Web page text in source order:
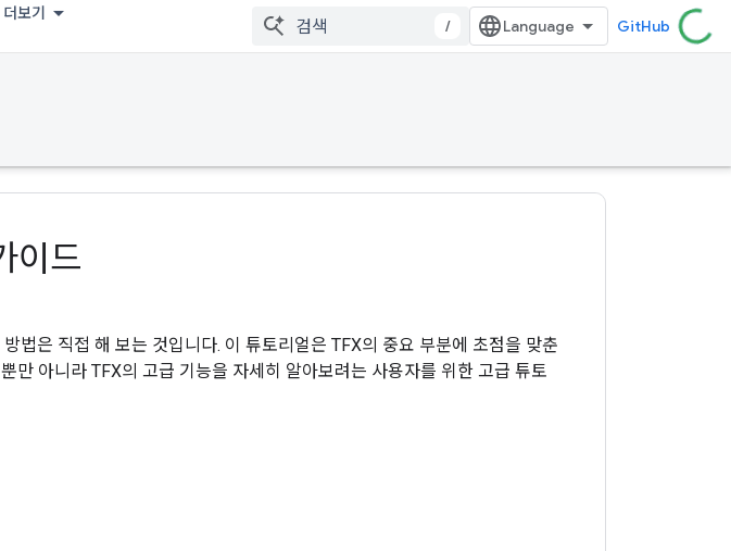
더보기
/ GitHub
이드
법은 직접 해 보는 것입니다. 이 튜토리얼은 TFX의 중요 부분에 초점을 맞춘
만 아니라 TFX의 고급 기능을 자세히 알아보려는 사용자를 위한 고급 튜토